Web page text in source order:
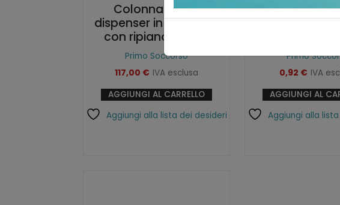
Colonna porta
dispenser in alluminio
con ripiano in plex
Primo Soccorso
117,00 € IVA esclusa
AGGIUNGI AL CARRELLO
Aggiungi alla lista dei desideri
Confezione
idrofilo da
Primo
0,92 € IVA
AGGIUNGI AL
Aggiungi alla